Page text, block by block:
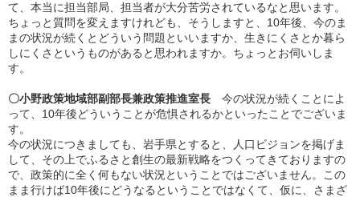
て、本当に担当部局、担当者が大分苦労されているなと思います。
ちょっと質問を変えますけれども、そうしますと、10年後、今のま
まの状況が続くとどういう問題といいますか、生きにくさとか暮ら
しにくさというものがあると思われますか。ちょっとお伺いしま
す。
〇小野政策地域部副部長兼政策推進室長 今の状況が続くことによ
って、10年後どういうことが危惧されるかといったことでございま
す。
今の状況につきましても、岩手県とすると、人口ビジョンを掲げま
して、その上でふるさと創生の最新戦略をつくってきておりますの
で、政策的に全く何もない状況ということではございません。この
まま行けば10年後にどうなるということではなくて、仮に、さまざ